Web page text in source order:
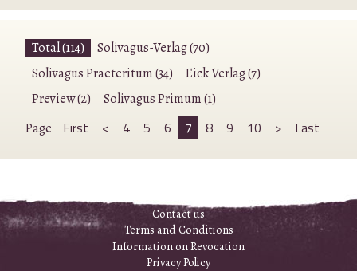
Total (114)
Solivagus-Verlag (70)
Solivagus Praeteritum (34)
Eick Verlag (7)
Preview (2)
Solivagus Primum (1)
Page
First < 4 5 6 7 8 9 10 > Last
Contact us
Terms and Conditions
Information on Revocation
Privacy Policy